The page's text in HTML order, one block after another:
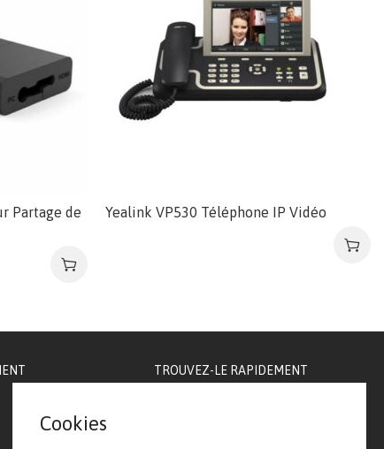
Partage de
Yealink VP530 Téléphone IP Vidéo
TROUVEZ-LE RAPIDEMENT
Cookies